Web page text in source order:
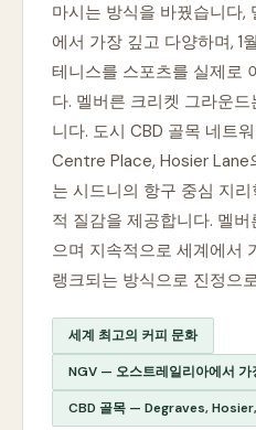
마시는 방식을 바꿨습니다,
에서 가장 깊고 다양하며, 1
테니스를 스포츠를 실제로
다. 멜버른 크리켓 그라운
니다. 도시 CBD 골목 네트
Centre Place, Hosier Lane
는 시드니의 항구 중심 지리
적 질감을 제공합니다. 멜버
으며 지속적으로 세계에서
랭크되는 방식으로 진정으
세계 최고의 커피 문화
NGV — 오스트레일리아에서 가
CBD 골목 — Degraves,